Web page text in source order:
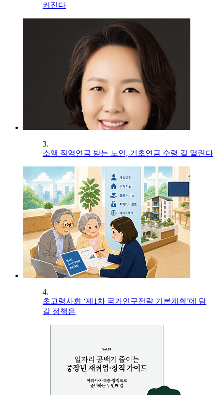
커진다
3.
소액 직역연금 받는 노인, 기초연금 수령 길 열린다
4.
초고령사회 ‘제1차 국가인구전략 기본계획’에 담
길 정책은